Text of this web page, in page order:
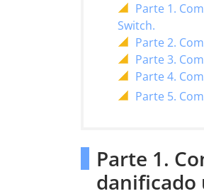
Parte 1.
Switch.
Parte 2.
Parte 3.
Parte 4.
Parte 5.
Parte 1.
danificado